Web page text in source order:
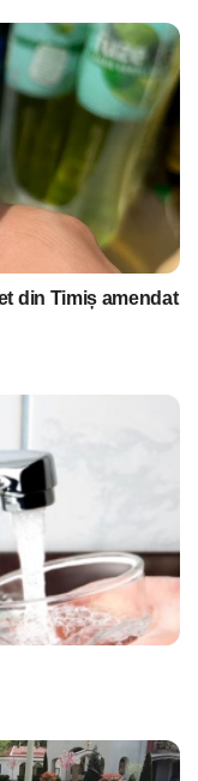
din Timiș amendat